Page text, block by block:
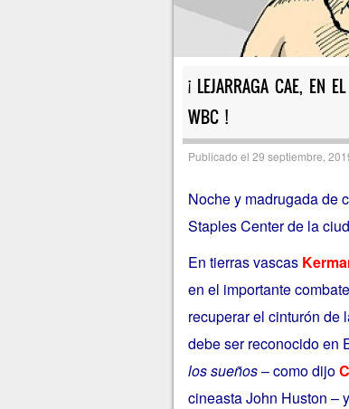
¡ LEJARRAGA CAE, EN
WBC !
Publicado el 29 septiembre,
Noche y madrugada de
Staples Center de la
En tierras vascas
en el importante
recuperar el cinturón de
debe ser reconocido en
los sueños– como dijo
cineasta John Huston –